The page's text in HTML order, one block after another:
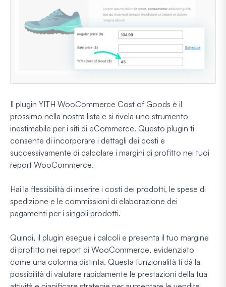
Il plugin YITH WooCommerce Cost of Goods è il
prossimo nella nostra lista e si rivela uno strumento
inestimabile per i siti di eCommerce. Questo plugin ti
consente di incorporare i dettagli dei costi e
successivamente di calcolare i margini di profitto nei tuoi
report WooCommerce.
Hai la flessibilità di inserire i costi dei prodotti, le spese di
spedizione e le commissioni di elaborazione dei
pagamenti per i singoli prodotti.
Quindi, il plugin esegue i calcoli e presenta il tuo margine
di profitto nei report di WooCommerce, evidenziato
come una colonna distinta. Questa funzionalità ti dà la
possibilità di valutare rapidamente le prestazioni della tua